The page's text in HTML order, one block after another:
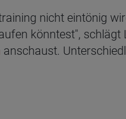
nicht eintönig
könntest", schlägt
anschaust.